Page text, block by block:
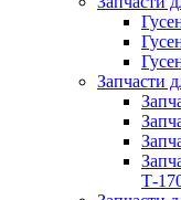
Запчасти
Т-